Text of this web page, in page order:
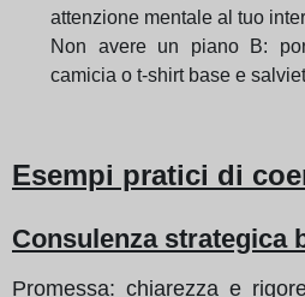
attenzione mentale al tuo
Non avere un piano B:
camicia o t-shirt base e
Esempi pratici di
Consulenza strategica
Promessa: chiarezza e